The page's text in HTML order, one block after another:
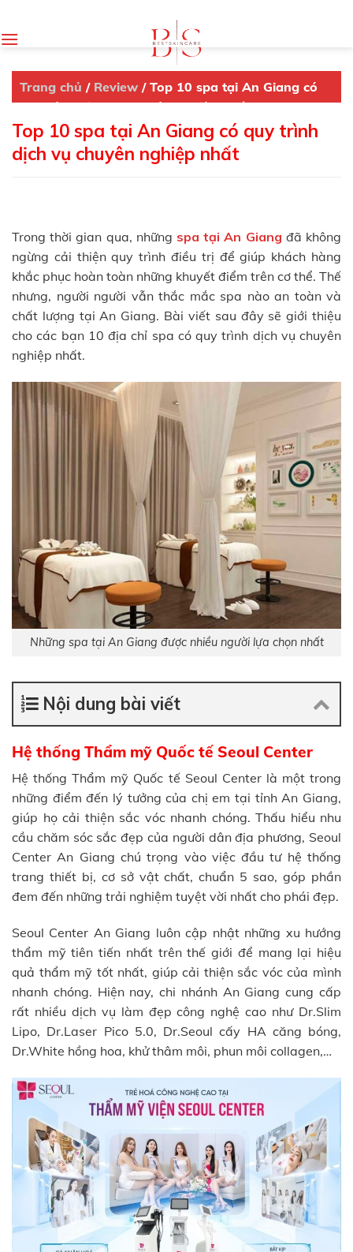
content
Trang chủ / Review / Top 10 spa tại An Giang có
quy trình dịch vụ chuyên nghiệp nhất
Top 10 spa tại An Giang có quy trình
dịch vụ chuyên nghiệp nhất
Trong thời gian qua, những spa tại An Giang đã không
ngừng cải thiện quy trình điều trị để giúp khách hàng
khắc phục hoàn toàn những khuyết điểm trên cơ thể. Thế
nhưng, người người vẫn thắc mắc spa nào an toàn và
chất lượng tại An Giang. Bài viết sau đây sẽ giới thiệu
cho các bạn 10 địa chỉ spa có quy trình dịch vụ chuyên
nghiệp nhất.
Những spa tại An Giang được nhiều người lựa chọn nhất
Nội dung bài viết
Hệ thống Thẩm mỹ Quốc tế Seoul Center
Hệ thống Thẩm mỹ Quốc tế Seoul Center là một trong
những điểm đến lý tưởng của chị em tại tỉnh An Giang,
giúp họ cải thiện sắc vóc nhanh chóng. Thấu hiểu nhu
cầu chăm sóc sắc đẹp của người dân địa phương, Seoul
Center An Giang chú trọng vào việc đầu tư hệ thống
trang thiết bị, cơ sở vật chất, chuẩn 5 sao, góp phần
đem đến những trải nghiệm tuyệt vời nhất cho phái đẹp.
Seoul Center An Giang luôn cập nhật những xu hướng
thẩm mỹ tiên tiến nhất trên thế giới để mang lại hiệu
quả thẩm mỹ tốt nhất, giúp cải thiện sắc vóc của mình
nhanh chóng. Hiện nay, chi nhánh An Giang cung cấp
rất nhiều dịch vụ làm đẹp công nghệ cao như Dr.Slim
Lipo, Dr.Laser Pico 5.0, Dr.Seoul cấy HA căng bóng,
Dr.White hồng hoa, khử thâm môi, phun môi collagen,…